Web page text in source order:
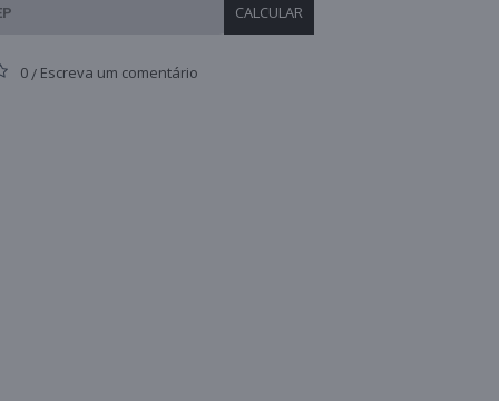
CALCULAR
0 / Escreva um comentário